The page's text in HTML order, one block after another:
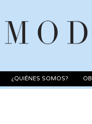
¿QUIÉNES SOMOS?